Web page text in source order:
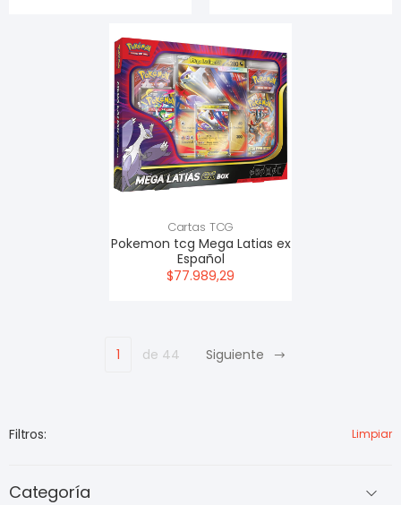
Cartas TCG
Pokemon tcg Mega Latias ex
Español
$77.989,29
1 de 44 Siguiente
Filtros: Limpiar
Categoría